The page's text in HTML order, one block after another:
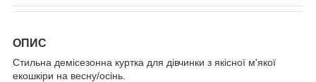
ОПИС
Стильна демісезонна куртка для дівчинки з якісної м'якої
екошкіри на весну/осінь.